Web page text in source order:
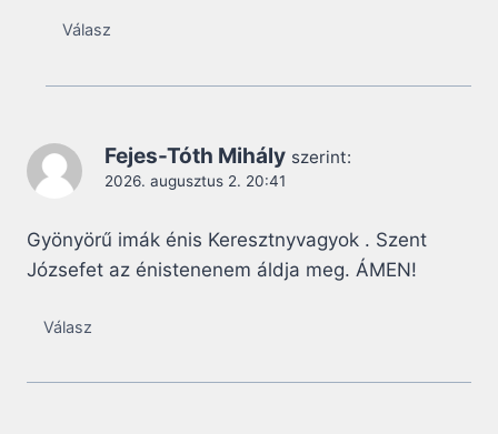
Válasz
Fejes-Tóth Mihály szerint:
2026. augusztus 2. 20:41
Gyönyörű imák énis Keresztnyvagyok . Szent
Józsefet az énistenenem áldja meg. ÁMEN!
Válasz